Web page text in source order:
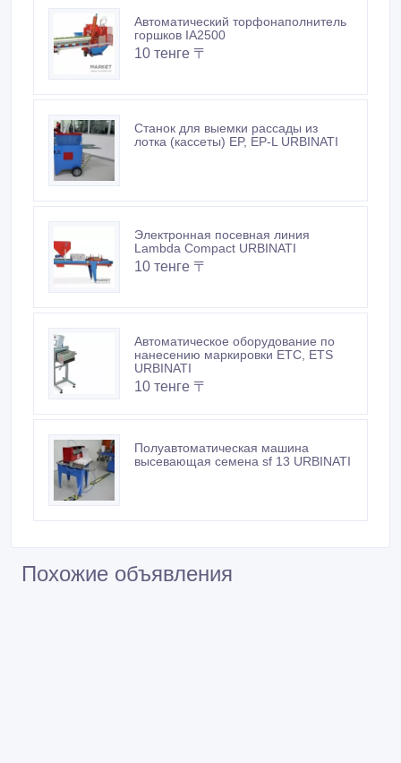
Автоматический торфонаполнитель
горшков IA2500
10 тенге 〒
Станок для выемки рассады из
лотка (кассеты) EP, EP-L URBINATI
Электронная посевная линия
Lambda Compact URBINATI
10 тенге 〒
Автоматическое оборудование по
нанесению маркировки ETC, ETS
URBINATI
10 тенге 〒
Полуавтоматическая машина
высевающая семена sf 13 URBINATI
Похожие объявления